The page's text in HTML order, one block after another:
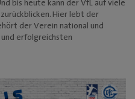
Tourismus
KINO-Programm
bis heute kann der VfL auf viele
Hier lebt der
der Verein national und
erfolgreichsten